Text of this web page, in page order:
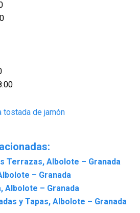
tostada de jamón
Terrazas, Albolote – Granada
– Granada
Albolote – Granada
y Tapas, Albolote – Granada